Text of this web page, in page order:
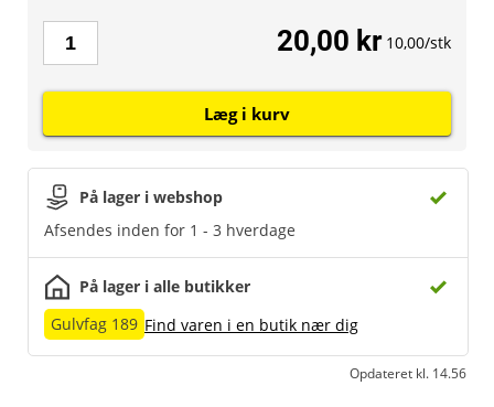
På lager i webshop
Afsendes inden for 1 - 3 hverdage
På lager i alle butikker
Gulvfag 189 Find varen i en butik nær dig
Opdateret kl. 14.56
20,00 kr 10,00/stk
Læg i kurv